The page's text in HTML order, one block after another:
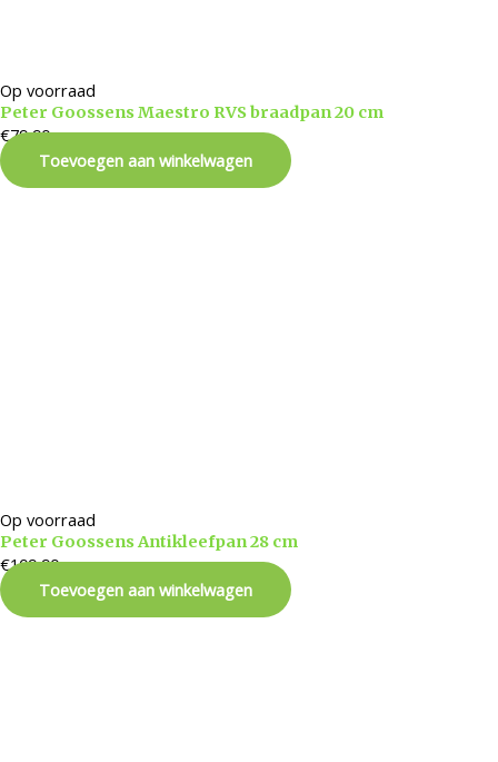
Op voorraad
Peter Goossens Maestro RVS braadpan 20 cm
€79,90
Toevoegen aan winkelwagen
Op voorraad
Peter Goossens Antikleefpan 28 cm
€109,90
Toevoegen aan winkelwagen